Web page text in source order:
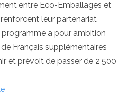
entre Eco-Emballages et
leur partenariat
programme a pour ambition
Français supplémentaires
et prévoit de passer de 2 500